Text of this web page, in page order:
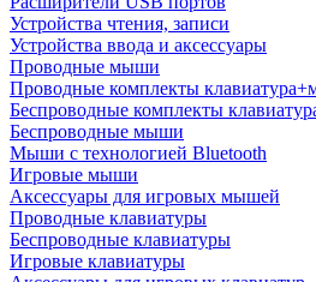
Устройства чтения, записи
Устройства ввода и аксессуары
Проводные мыши
Проводные комплекты
Беспроводные комплекты
Беспроводные мыши
Мыши с технологией Bluetooth
Игровые мыши
Аксессуары для игровых мышей
Проводные клавиатуры
Беспроводные клавиатуры
Игровые клавиатуры